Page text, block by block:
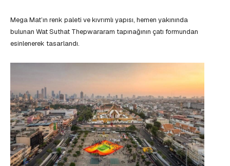
Mega Mat’ın renk paleti ve kıvrımlı yapısı, hemen yakınında
bulunan Wat Suthat Thepwararam tapınağının çatı formundan
esinlenerek tasarlandı.